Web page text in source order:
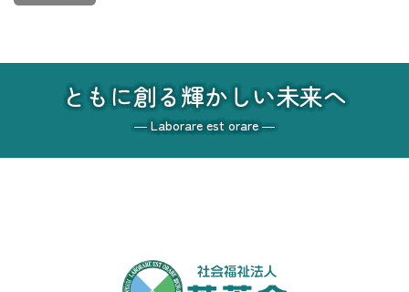
ともに創る輝かしい未来へ
― Laborare est orare ―